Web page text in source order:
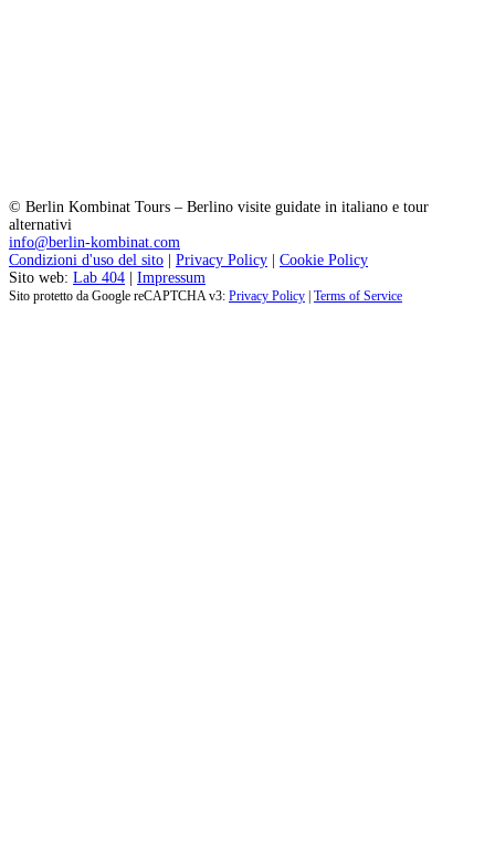
© Berlin Kombinat Tours – Berlino visite guidate in italiano e tour
alternativi
info@berlin-kombinat.com
Condizioni d'uso del sito | Privacy Policy | Cookie Policy
Sito web: Lab 404 | Impressum
Sito protetto da Google reCAPTCHA v3: Privacy Policy | Terms of Service